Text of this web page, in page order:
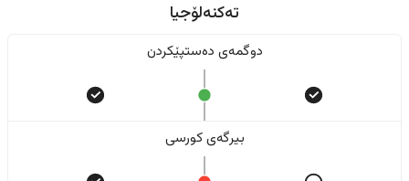
تەکنەلۆجیا
دوگمەی دەستپێکردن
بیرگەی کورسی